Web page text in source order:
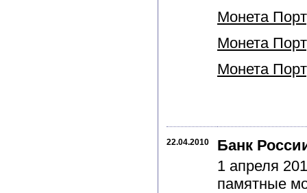
Монета
Монета
Монета
22.04.2010
Банк
1 апреля
памятные